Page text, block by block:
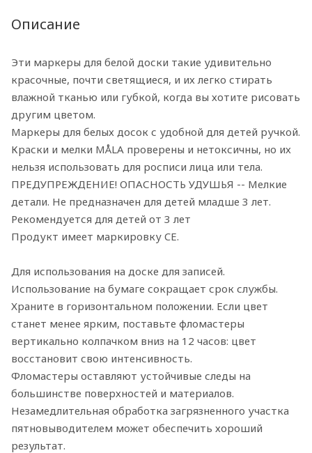
Описание
Эти маркеры для белой доски такие удивительно
красочные, почти светящиеся, и их легко стирать
влажной тканью или губкой, когда вы хотите рисовать
другим цветом.
Маркеры для белых досок с удобной для детей ручкой.
Краски и мелки MÅLA проверены и нетоксичны, но их
нельзя использовать для росписи лица или тела.
ПРЕДУПРЕЖДЕНИЕ! ОПАСНОСТЬ УДУШЬЯ -- Мелкие
детали. Не предназначен для детей младше 3 лет.
Рекомендуется для детей от 3 лет
Продукт имеет маркировку CE.
Для использования на доске для записей.
Использование на бумаге сокращает срок службы.
Храните в горизонтальном положении. Если цвет
станет менее ярким, поставьте фломастеры
вертикально колпачком вниз на 12 часов: цвет
восстановит свою интенсивность.
Фломастеры оставляют устойчивые следы на
большинстве поверхностей и материалов.
Незамедлительная обработка загрязненного участка
пятновыводителем может обеспечить хороший
результат.